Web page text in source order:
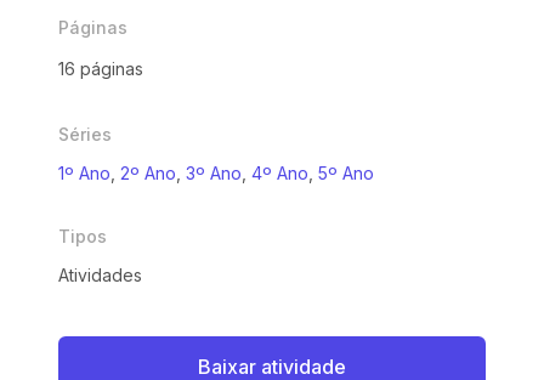
Páginas
16 páginas
Séries
1º Ano 2º Ano 3º Ano 4º Ano 5º Ano
Tipos
Atividades
Baixar atividade